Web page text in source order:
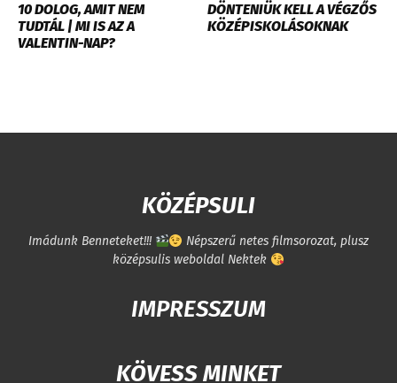
10 DOLOG, AMIT NEM
TUDTÁL | MI IS AZ A
VALENTIN-NAP?
DÖNTENIÜK KELL A VÉGZŐS
KÖZÉPISKOLÁSOKNAK
KÖZÉPSULI
Imádunk Benneteket!!!
Népszerű netes filmsorozat, plusz
középsulis weboldal Nektek
IMPRESSZUM
KÖVESS MINKET